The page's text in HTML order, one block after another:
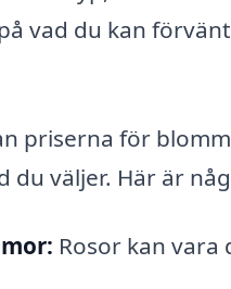
vad du kan
priserna för
du väljer. Här är
Rosor kan